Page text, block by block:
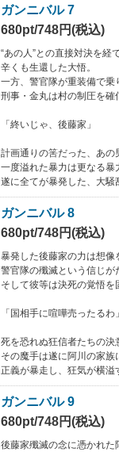
ガンニバル 7
680pt/748円(税込)
“あの人”との直接対決を経
辛くも生還した大悟。
一方、警官隊が重装備で乗
刑事・金丸は村の制圧を確
「終いじゃ、後藤家」
計画通りの筈だった、あの
一度溢れた暴力は更なる暴
遂に全てが暴発した、大騒
ガンニバル 8
680pt/748円(税込)
暴発した後藤家の力は想像
警官隊の殲滅という信じが
そして彼等は決死の覚悟を
「国相手に喧嘩売ったるわ」
死を恐れぬ狂信者たちの決
その魔手は遂に阿川の家
正義が暴走し、狂気が横溢
ガンニバル 9
680pt/748円(税込)
後藤家殲滅の念に憑かれた